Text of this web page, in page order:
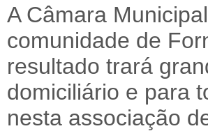
A Câmara
comunidade de
resultado trará
domiciliário e para
nesta associação